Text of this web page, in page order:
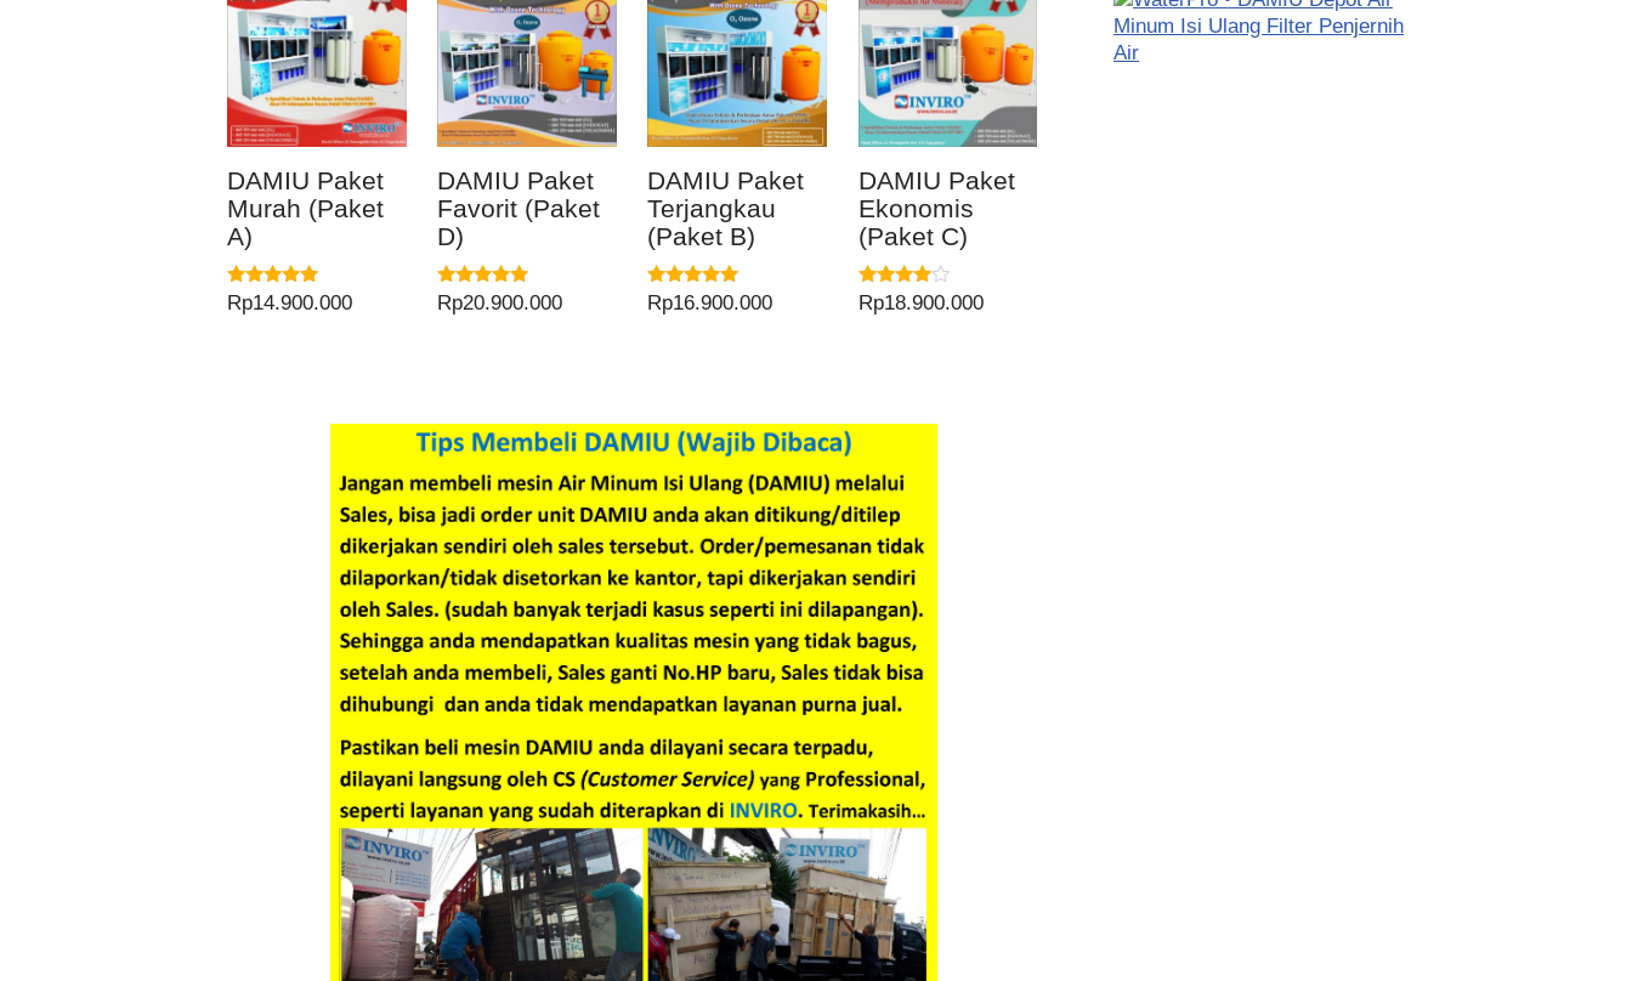
DAMIU Paket
Murah (Paket
A)
Dinilai
5.00
Rp14.900.000
DAMIU Paket
Favorit (Paket
D)
Dinilai
5.00
Rp20.900.000
DAMIU Paket
Terjangkau
(Paket B)
Dinilai
5.00
Rp16.900.000
DAMIU Paket
Ekonomis
(Paket C)
Dinilai
4.00
Rp18.900.000